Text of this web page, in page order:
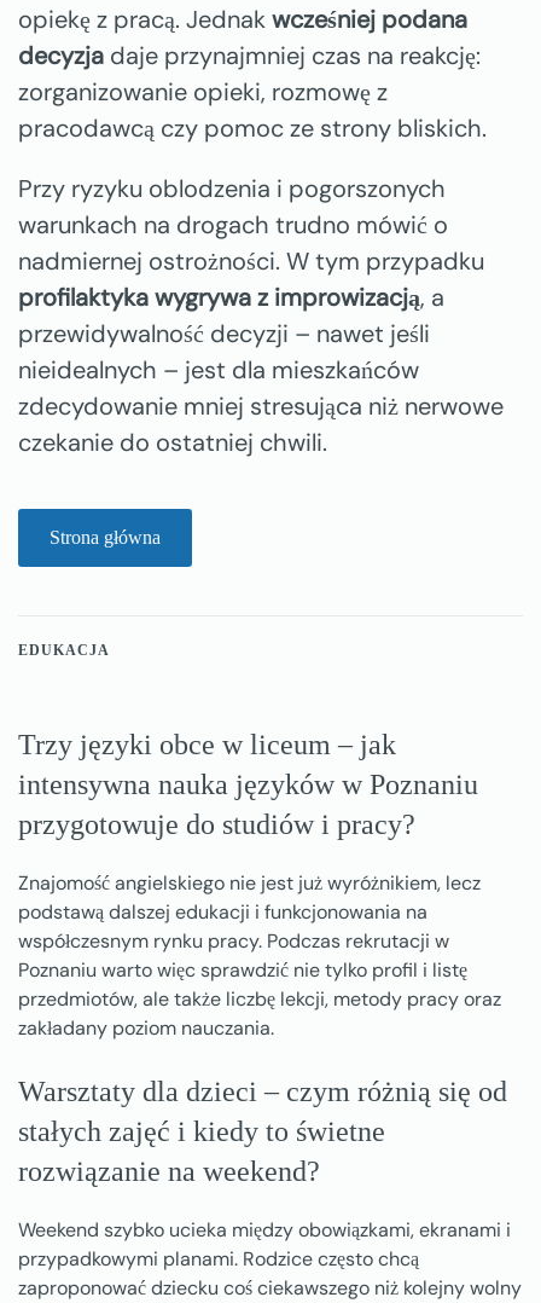
opiekę z pracą. Jednakwcześniej podana
decyzja daje przynajmniej czas na reakcję:
zorganizowanie opieki, rozmowę z
pracodawcą czy pomoc ze strony bliskich.
Przy ryzyku oblodzenia i pogorszonych
warunkach na drogach trudno mówić o
nadmiernej ostrożności. W tym przypadku
profilaktyka wygrywa z improwizacją, a
przewidywalność decyzji – nawet jeśli
nieidealnych – jest dla mieszkańców
zdecydowanie mniej stresująca niż nerwowe
czekanie do ostatniej chwili.
Strona główna
EDUKACJA
Trzy języki obce w liceum – jak
intensywna nauka języków w Poznaniu
przygotowuje do studiów i pracy?
Znajomość angielskiego nie jest już wyróżnikiem, lecz
podstawą dalszej edukacji i funkcjonowania na
współczesnym rynku pracy. Podczas rekrutacji w
Poznaniu warto więc sprawdzić nie tylko profil i listę
przedmiotów, ale także liczbę lekcji, metody pracy oraz
zakładany poziom nauczania.
Warsztaty dla dzieci – czym różnią się od
stałych zajęć i kiedy to świetne
rozwiązanie na weekend?
Weekend szybko ucieka między obowiązkami, ekranami i
przypadkowymi planami. Rodzice często chcą
zaproponować dziecku coś ciekawszego niż kolejny wolny